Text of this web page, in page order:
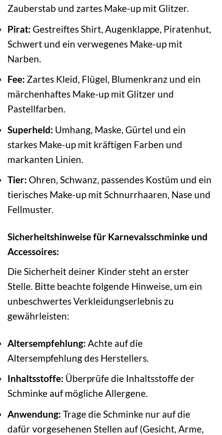
Zauberstab und zartes Make-up mit Glitzer.
Pirat: Gestreiftes Shirt, Augenklappe, Piratenhut,
Schwert und ein verwegenes Make-up mit
Narben.
Fee: Zartes Kleid, Flügel, Blumenkranz und ein
märchenhaftes Make-up mit Glitzer und
Pastellfarben.
Superheld: Umhang, Maske, Gürtel und ein
starkes Make-up mit kräftigen Farben und
markanten Linien.
Tier: Ohren, Schwanz, passendes Kostüm und ein
tierisches Make-up mit Schnurrhaaren, Nase und
Fellmuster.
Sicherheitshinweise für Karnevalsschminke und
Accessoires:
Die Sicherheit deiner Kinder steht an erster
Stelle. Bitte beachte folgende Hinweise, um ein
unbeschwertes Verkleidungserlebnis zu
gewährleisten:
Altersempfehlung: Achte auf die
Altersempfehlung des Herstellers.
Inhaltsstoffe: Überprüfe die Inhaltsstoffe der
Schminke auf mögliche Allergene.
Anwendung: Trage die Schminke nur auf die
dafür vorgesehenen Stellen auf (Gesicht, Arme,